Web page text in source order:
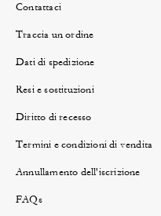
Contattaci
Traccia un ordine
Dati di spedizione
Resi e sostituzioni
Diritto di recesso
Termini e condizioni di vendita
Annullamento dell'iscrizione
FAQs